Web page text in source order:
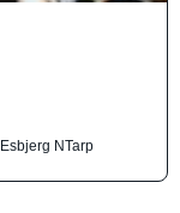
Esbjerg NTarp